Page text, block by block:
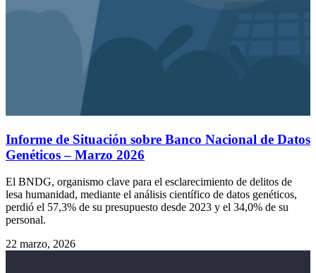
Informe de Situación sobre Banco Nacional de Datos
Genéticos – Marzo 2026
El BNDG, organismo clave para el esclarecimiento de delitos de
lesa humanidad, mediante el análisis científico de datos genéticos,
perdió el 57,3% de su presupuesto desde 2023 y el 34,0% de su
personal.
22 marzo, 2026